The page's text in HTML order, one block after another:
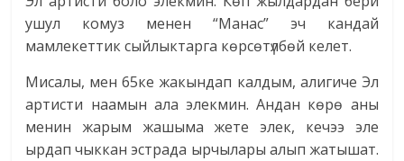
ушул комуз менен “Манас” эч кандай
мамлекеттик сыйлыктарга көрсөтүлбөй келет.
Мисалы, мен 65ке жакындап калдым, алигиче Эл
артисти наамын ала элекмин. Андан көрө аны
менин жарым жашыма жете элек, кечээ эле
ырдап чыккан эстрада ырчылары алып жатышат.